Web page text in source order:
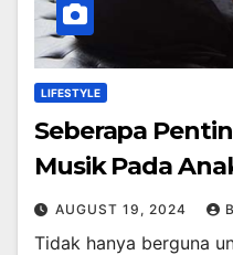
LIFESTYLE
Seberapa
Musik Pada
AUGUST 19, 2024
Tidak hanya berguna